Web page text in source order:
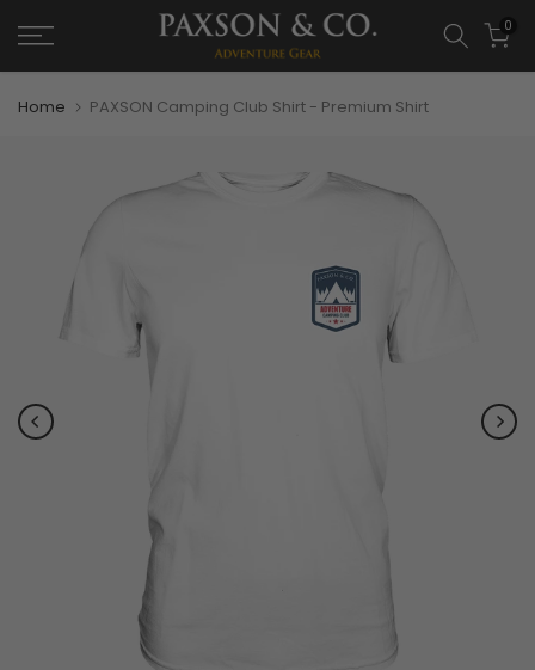
0
Home PAXSON Camping Club Shirt - Premium Shirt